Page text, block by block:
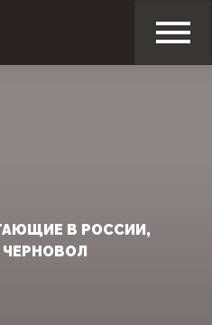
В РОССИИ,